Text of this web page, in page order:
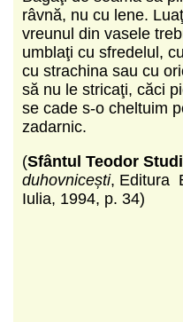
râvnă, nu cu lene.
vreunul din vasele
umblaţi cu sfredelul,
cu strachina sau cu
să nu le stricaţi, căci
se cade s-o cheltuim
zadarnic.
(Sfântul Teodor
duhovnicești, Editura
Iulia, 1994, p. 34)